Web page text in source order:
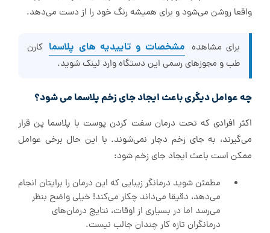
واقعا روشن می‌شود و برای همیشه رنگ خود را از دست می‌دهد.
برای مشاهده مشخصات و تاییدیه های پلاسما کارن
طب و مجوزهای رسمی این دستگاه وارد لینک شوید.
چه عوامل دیگری باعث ایجاد جای زخم پلاسما می شود؟
اکثر افرادی که تحت درمان سفت کردن پوست با پلاسما پن قرار
می‌گیرند، به جای زخم دچار نمی‌شوند. با این حال برخی عوامل
ممکن است باعث ایجاد جای زخم شود:
مطمئن شوید درمانگر زیبایی که این درمان را برایتان انجام
می‌دهد، دقیقا می‌داند چکار می‌کند! خیلی واضح بنظر
می‌رسد اما در بسیاری از اوقات، نتایج درمان‌های
درمانگران تازه کار چندان جالب نیست.